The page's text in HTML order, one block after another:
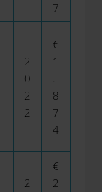
7
2
0
2
2
€
1
.
8
7
4
2
€
2